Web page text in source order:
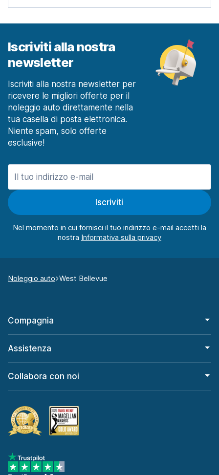
Iscriviti alla nostra
newsletter
Iscriviti alla nostra newsletter per
ricevere le migliori offerte per il
noleggio auto direttamente nella
tua casella di posta elettronica.
Niente spam, solo offerte
esclusive!
Iscriviti
Nel momento in cui fornisci il tuo indirizzo e-mail accetti la
nostra
Noleggio auto West Bellevue
Compagnia
Assistenza
Collabora con noi